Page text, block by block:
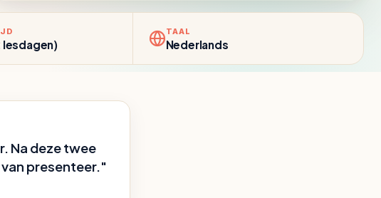
lesdagen)
TAAL
Nederlands
Na deze twee
van presenteer."